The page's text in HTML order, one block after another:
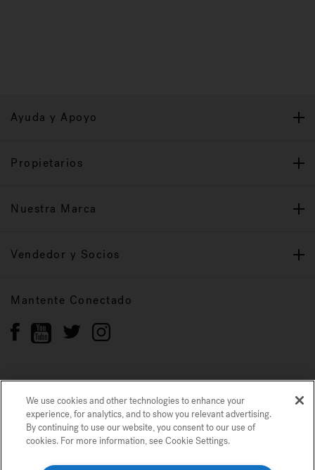
Ayuda y Apoyo
Propietarios
Nuestra Marca
Vendedor y Socios
Mantente Conectado
Política de privacidad
Marcas registradas
Mapa del sitio
© 2022 Jacuzzi Inc. Todos los derechos reservados.
Usamos cookies y otras tecnologías para mejorar su experiencia, para análisis
web, acepta nuestro uso de cookies. Para obtener más información, consulte
We use cookies and other technologies to enhance your
experience, for analytics, and to show you relevant advertising.
By continuing to use our website, you consent to our use of
cookies. For more information, see Cookie Settings.